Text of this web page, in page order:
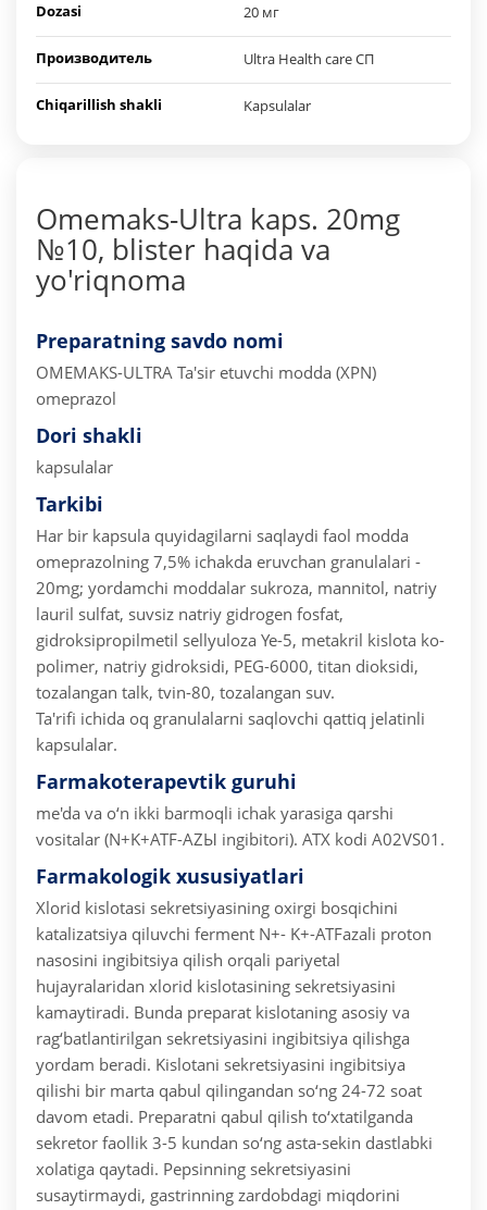
Dozasi 20 мг
Производитель Ultra Health care СП
Chiqarillish shakli Kapsulalar
Omemaks-Ultra kaps. 20mg
№10, blister haqida va
yo'riqnoma
Preparatning savdo nomi
OMEMAKS-ULTRA Ta'sir etuvchi modda (XPN)
omeprazol
Dori shakli
kapsulalar
Tarkibi
Har bir kapsula quyidagilarni saqlaydi faol modda
omeprazolning 7,5% ichakda eruvchan granulalari -
20mg; yordamchi moddalar sukroza, mannitol, natriy
lauril sulfat, suvsiz natriy gidrogen fosfat,
gidroksipropilmetil sellyuloza Ye-5, metakril kislota ko-
polimer, natriy gidroksidi, PEG-6000, titan dioksidi,
tozalangan talk, tvin-80, tozalangan suv.
Ta'rifi ichida oq granulalarni saqlovchi qattiq jelatinli
kapsulalar.
Farmakoterapevtik guruhi
me'da va o‘n ikki barmoqli ichak yarasiga qarshi
vositalar (N+K+ATF-AZЫ ingibitori). ATX kodi A02VS01.
Farmakologik xususiyatlari
Xlorid kislotasi sekretsiyasining oxirgi bosqichini
katalizatsiya qiluvchi ferment N+- K+-ATFazali proton
nasosini ingibitsiya qilish orqali pariyetal
hujayralaridan xlorid kislotasining sekretsiyasini
kamaytiradi. Bunda preparat kislotaning asosiy va
rag‘batlantirilgan sekretsiyasini ingibitsiya qilishga
yordam beradi. Kislotani sekretsiyasini ingibitsiya
qilishi bir marta qabul qilingandan so‘ng 24-72 soat
davom etadi. Preparatni qabul qilish to‘xtatilganda
sekretor faollik 3-5 kundan so‘ng asta-sekin dastlabki
xolatiga qaytadi. Pepsinning sekretsiyasini
susaytirmaydi, gastrinning zardobdagi miqdorini